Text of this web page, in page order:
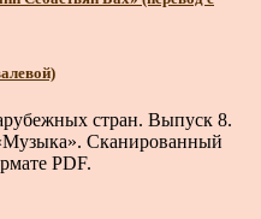
стран. Выпуск 8.
Сканированный
PDF.